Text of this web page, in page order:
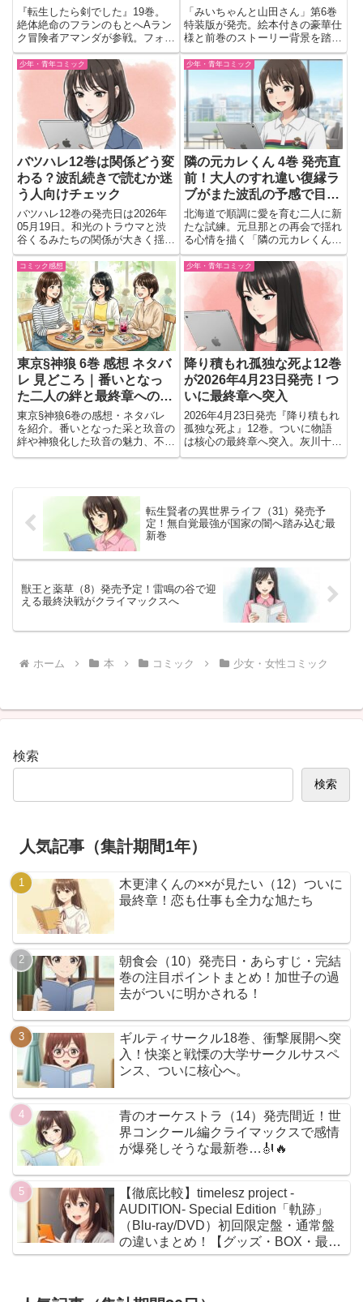
『転生したら剣でした』19巻。
絶体絶命のフランのもとへAラン
ク冒険者アマンダが参戦。フォー
ルンドら凄腕冒険者と共に邪神復
活を阻止する戦いへ。バルボラ編
がついに決着する激闘の最新巻。
続き
「みいちゃんと山田さん」第6巻
特装版が発売。絵本付きの豪華仕
様と前巻のストーリー背景を踏ま
えた見どころをわかりやすく解
説。
少年・青年コミック
バツハレ12巻は関係どう変
わる？波乱続きで読むか迷
う人向けチェック
バツハレ12巻の発売日は2026年
05月19日。和光のトラウマと渋
谷くるみたちの関係が大きく揺れ
る展開に注目。クリスマスと忘年
会で波乱が続く今巻は予約するべ
きかチェック
少年・青年コミック
隣の元カレくん 4巻 発売直
前！大人のすれ違い復縁ラ
ブがまた波乱の予感で目が
離せない💔❄️
北海道で順調に愛を育む二人に新
たな試練。元旦那との再会で揺れ
る心情を描く「隣の元カレくん」
第4巻の注目ポイント。
コミック感想
東京§神狼 6巻 感想 ネタバ
レ 見どころ｜番いとなっ
た二人の絆と最終章への高
まりが熱い
東京§神狼6巻の感想・ネタバレ
を紹介。番いとなった采と玖音の
絆や神狼化した玖音の魅力、不穏
な展開と最終章への期待を読後の
少年・青年コミック
降り積もれ孤独な死よ12巻
が2026年4月23日発売！つ
いに最終章へ突入
2026年4月23日発売『降り積もれ
孤独な死よ』12巻。ついに物語
は核心の最終章へ突入。灰川十三
が遺した日記と「根源の悪」の正
転生賢者の異世界ライフ（31）発売予
定！無自覚最強が国家の闇へ踏み込む最
新巻
獣王と薬草（8）発売予定！雷鳴の谷で迎
える最終決戦がクライマックスへ
ホーム 本 コミック 少女・女性コミック
検索
検索
人気記事（集計期間1年）
木更津くんの××が見たい（12）ついに
最終章！恋も仕事も全力な旭たち
朝食会（10）発売日・あらすじ・完結
巻の注目ポイントまとめ！加世子の過
去がついに明かされる！
ギルティサークル18巻、衝撃展開へ突
入！快楽と戦慄の大学サークルサスペ
ンス、ついに核心へ。
青のオーケストラ（14）発売間近！世
界コンクール編クライマックスで感情
が爆発しそうな最新巻…🎻🔥
【徹底比較】timelesz project -
AUDITION- Special Edition「軌跡」
（Blu-ray/DVD）初回限定盤・通常盤
の違いまとめ！【グッズ・BOX・最安
値】